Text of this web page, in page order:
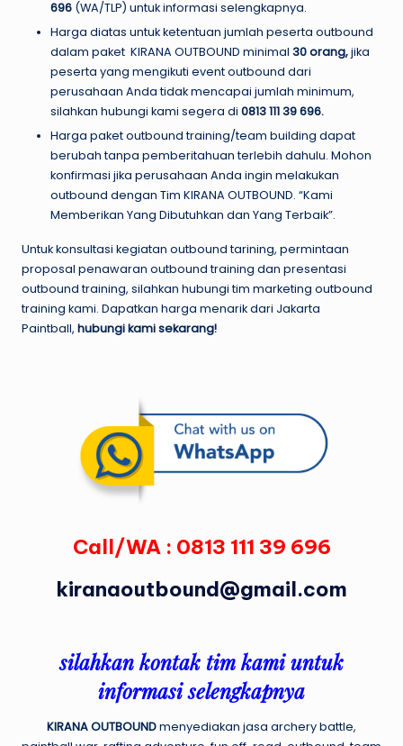
696 (WA/TLP) untuk informasi selengkapnya.
Harga diatas untuk ketentuan jumlah peserta outbound
dalam paket KIRANA OUTBOUND minimal 30 orang,jika
peserta yang mengikuti event outbound dari
perusahaan Anda tidak mencapai jumlah minimum,
silahkan hubungi kami segera di 0813 111 39 696.
Harga paket outbound training/team building dapat
berubah tanpa pemberitahuan terlebih dahulu. Mohon
konfirmasi jika perusahaan Anda ingin melakukan
outbound dengan Tim KIRANA OUTBOUND. “Kami
Memberikan Yang Dibutuhkan dan Yang Terbaik”.
Untuk konsultasi kegiatan outbound tarining, permintaan
proposal penawaran outbound training dan presentasi
outbound training, silahkan hubungi tim marketing outbound
training kami. Dapatkan harga menarik dari Jakarta
Paintball, hubungi kami sekarang!
Call/WA : 0813 111 39 696
kiranaoutbound@gmail.com
silahkan kontak tim kami untuk
informasi selengkapnya
KIRANA OUTBOUNDmenyediakan jasa archery battle,